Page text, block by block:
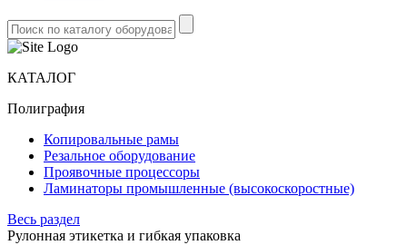
КАТАЛОГ
Полиграфия
Копировальные рамы
Резальное оборудование
Проявочные процессоры
Ламинаторы промышленные (высокоскоростные)
Весь раздел
Рулонная этикетка и гибкая упаковка